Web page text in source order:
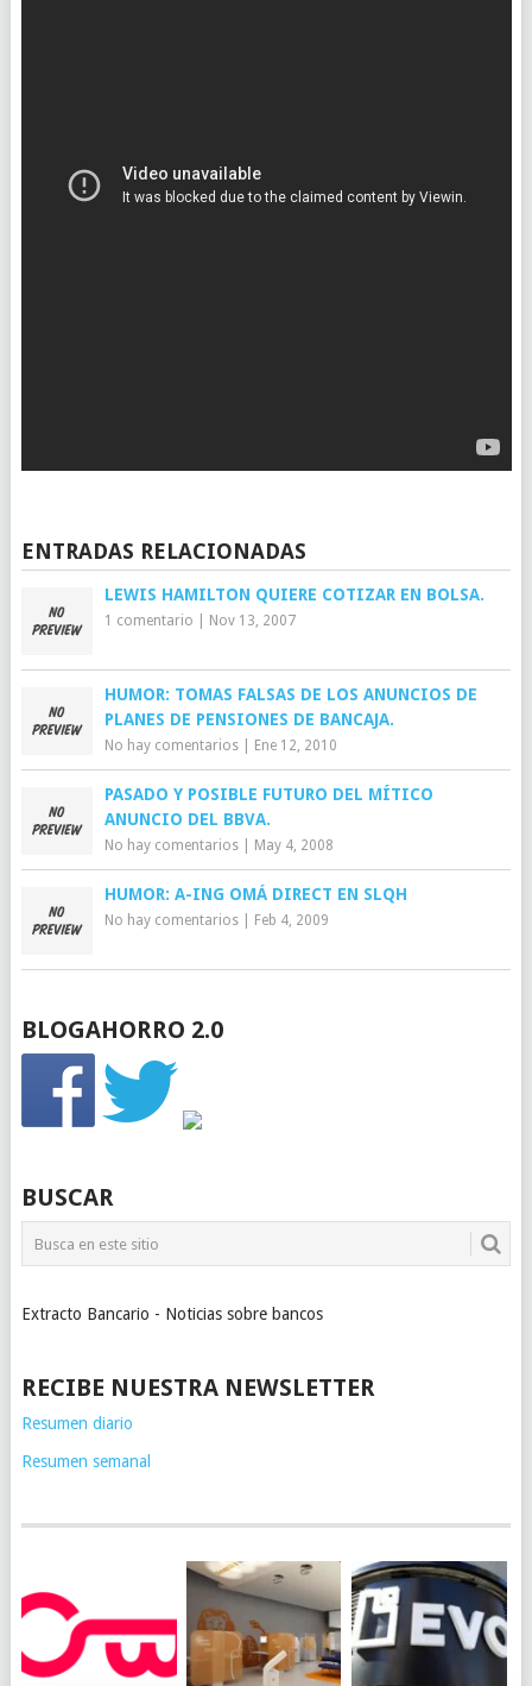
ENTRADAS RELACIONADAS
LEWIS HAMILTON QUIERE COTIZAR EN BOLSA.
1 comentario Nov 13, 2007
HUMOR: TOMAS FALSAS DE LOS ANUNCIOS DE
PLANES DE PENSIONES DE BANCAJA.
No hay comentarios| Ene 12, 2010
PASADO Y POSIBLE FUTURO DEL MÍTICO
ANUNCIO DEL BBVA.
No hay comentarios| May 4, 2008
HUMOR: A-ING OMÁ DIRECT EN SLQH
No hay comentarios| Feb 4, 2009
BLOGAHORRO 2.0
BUSCAR
Extracto Bancario - Noticias sobre bancos
RECIBE NUESTRA NEWSLETTER
Resumen diario
Resumen semanal